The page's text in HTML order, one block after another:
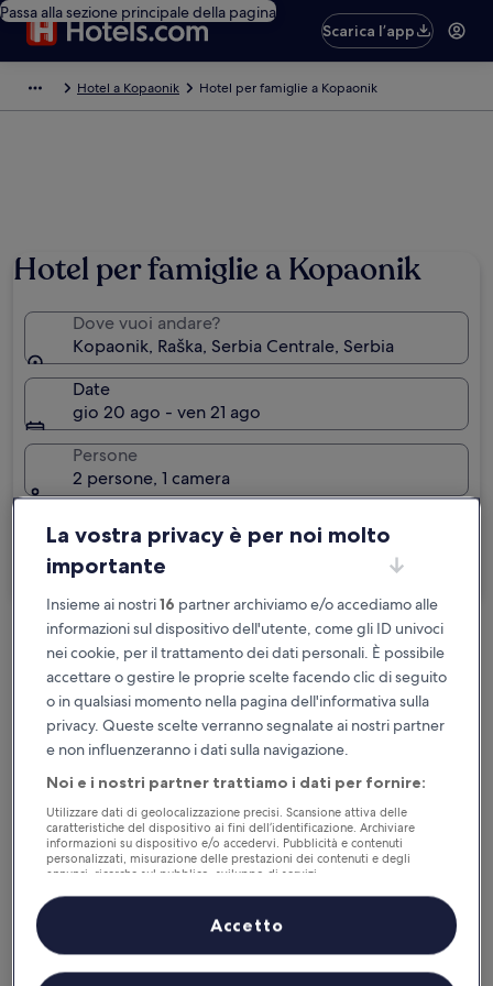
Passa alla sezione principale della pagina
Scarica l’app
Hotel a Kopaonik Hotel per famiglie a Kopaonik
Hotel per famiglie a Kopaonik
Dove vuoi andare?
Kopaonik, Raška, Serbia Centrale, Serbia
Date
gio 20 ago - ven 21 ago
Persone
2 persone, 1 camera
Cancellazione gratuita se cambi
programma
Accumula vantaggi con ogni notte di
soggiorno
Risparmia di più con le tariffe per soli
iscritti
Controlla i prezzi per queste date
Questa sera
Domani
La vostra privacy è per noi molto
importante
Insieme ai nostri16 partner archiviamo e/o accediamo alle
informazioni sul dispositivo dell'utente, come gli ID univoci
nei cookie, per il trattamento dei dati personali. È possibile
accettare o gestire le proprie scelte facendo clic di seguito
o in qualsiasi momento nella pagina dell'informativa sulla
privacy. Queste scelte verranno segnalate ai nostri partner
e non influenzeranno i dati sulla navigazione.
Noi e i nostri partner trattiamo i dati per fornire:
Utilizzare dati di geolocalizzazione precisi. Scansione attiva delle
caratteristiche del dispositivo ai fini dell’identificazione. Archiviare
informazioni su dispositivo e/o accedervi. Pubblicità e contenuti
personalizzati, misurazione delle prestazioni dei contenuti e degli
annunci, ricerche sul pubblico, sviluppo di servizi.
Elenco dei partner (fornitori)
Accetto